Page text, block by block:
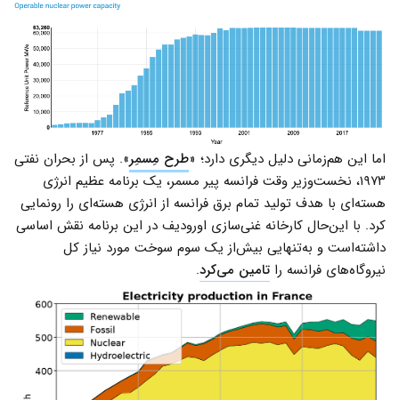
اما این هم‌زمانی دلیل دیگری دارد؛‌ «طرح مِسمِر». پس از بحران نفتی
۱۹۷۳، نخست‌وزیر وقت فرانسه پیر مسمر، یک برنامه عظیم انرژی
هسته‌ای با هدف تولید تمام برق فرانسه از انرژی هسته‌ای را رونمایی
کرد. با این‌حال کارخانه غنی‌سازی اورودیف در این برنامه نقش اساسی
داشته‌است و به‌تنهایی بیش‌از یک سوم سوخت مورد نیاز کل
نیروگاه‌های فرانسه را تامین می‌کرد.